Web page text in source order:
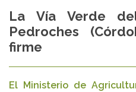
La Vía Verde
Pedroches
firme
El Ministerio de